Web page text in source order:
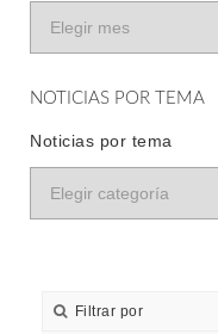
NOTICIAS POR TEMA
Noticias por tema
Filtrar por